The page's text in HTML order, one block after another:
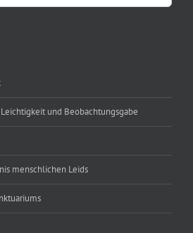
und Beobachtungsgabe
menschlichen Leids